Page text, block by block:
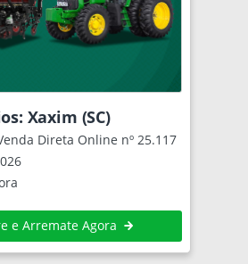
Xaxim (SC)
Direta Online nº 25.117
e Arremate Agora